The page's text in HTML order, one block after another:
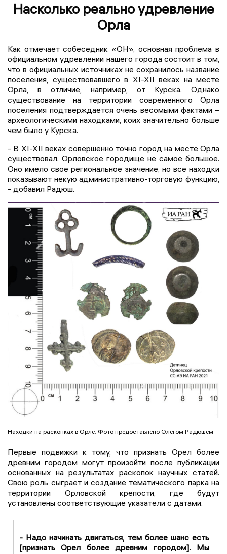
Насколько реально удревление
Орла
Как отмечает собеседник «ОН», основная проблема в
официальном удревлении нашего города состоит в том,
что в официальных источниках не сохранилось название
поселения, существовавшего в XI-XII веках на месте
Орла, в отличие, например, от Курска. Однако
существование на территории современного Орла
поселения подтверждается очень весомыми фактами –
археологическими находками, коих значительно больше
чем было у Курска.
- В XI-XII веках совершенно точно город на месте Орла
существовал. Орловское городище не самое большое.
Оно имело свое региональное значение, но все находки
показывают некую административно-торговую функцию,
- добавил Радюш.
Находки на раскопках в Орле. Фото предоставлено Олегом Радюшем
Первые подвижки к тому, что признать Орел более
древним городом могут произойти после публикации
основанных на результатах раскопок научных статей.
Свою роль сыграет и создание тематического парка на
территории Орловской крепости, где будут
установлены соответствующие указатели с датами.
- Надо начинать двигаться, тем более шанс есть
[признать Орел более древним городом]. Мы